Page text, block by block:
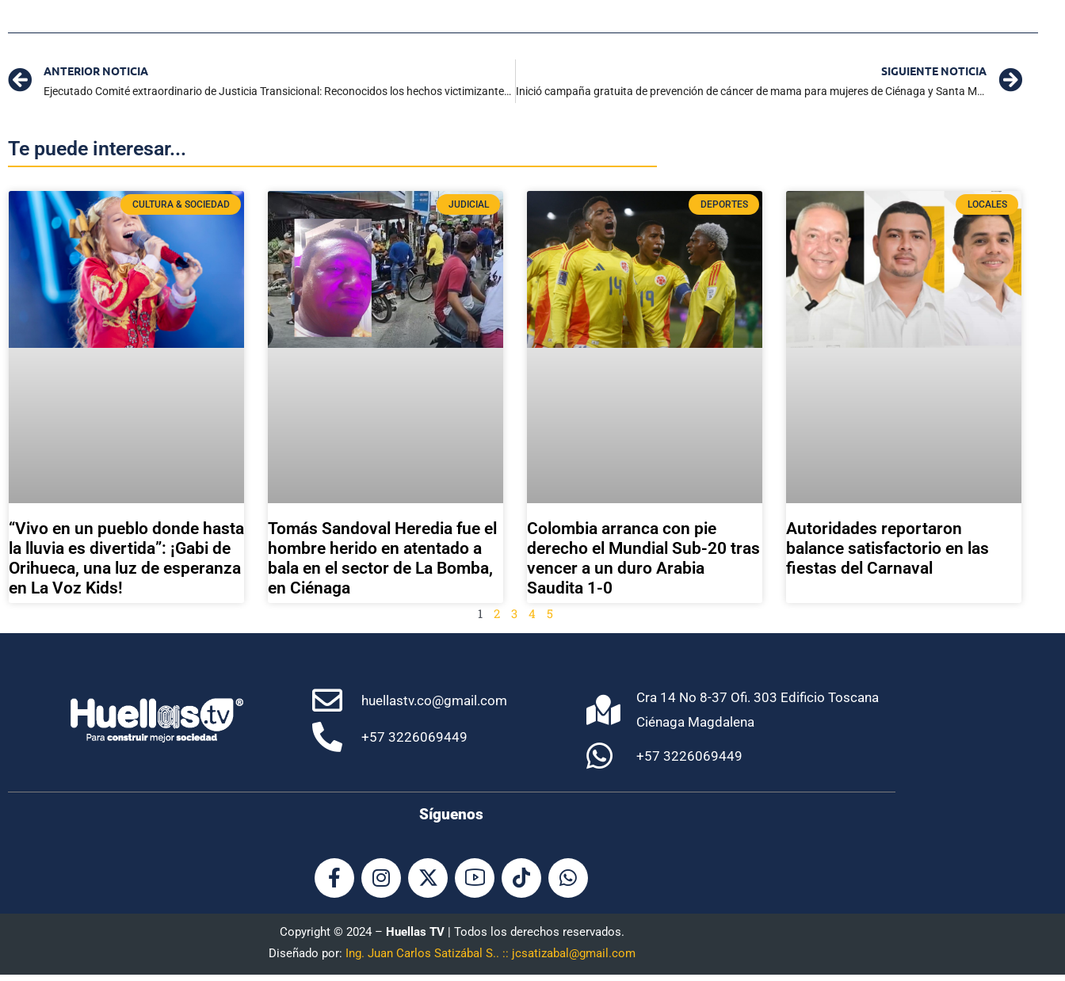
ANTERIOR NOTICIA
Ejecutado Comité extraordinario de Justicia Transicional: Reconocidos los hechos victimizantes masivos en la Sierra
SIGUIENTE NOTICIA
Inició campaña gratuita de prevención de cáncer de mama para mujeres de Ciénaga y Santa Marta
Te puede interesar...
CULTURA & SOCIEDAD
“Vivo en un pueblo donde hasta
la lluvia es divertida”: ¡Gabi de
Orihueca, una luz de esperanza
en La Voz Kids!
JUDICIAL
Tomás Sandoval Heredia fue el
hombre herido en atentado a
bala en el sector de La Bomba,
en Ciénaga
DEPORTES
Colombia arranca con pie
derecho el Mundial Sub-20 tras
vencer a un duro Arabia
Saudita 1-0
LOCALES
Autoridades reportaron
balance satisfactorio en las
fiestas del Carnaval
1 2 3 4 5
huellastv.co@gmail.com
+57 3226069449
Cra 14 No 8-37 Ofi. 303 Edificio Toscana
Ciénaga Magdalena
+57 3226069449
Síguenos
Copyright © 2024 – Huellas TV| Todos los derechos reservados.
Diseñado por: Ing. Juan Carlos Satizábal S.. :: jcsatizabal@gmail.com